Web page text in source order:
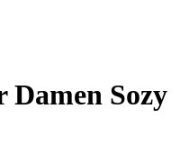
Damen Sozy